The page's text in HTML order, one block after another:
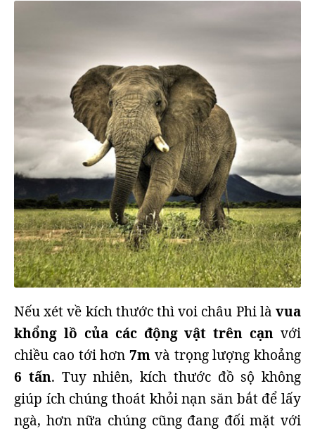
Nếu xét về kích thước thì voi châu Phi là vua
khổng lồ của các động vật trên cạn với
chiều cao tới hơn 7m và trọng lượng khoảng
6 tấn. Tuy nhiên, kích thước đồ sộ không
giúp ích chúng thoát khỏi nạn săn bắt để lấy
ngà, hơn nữa chúng cũng đang đối mặt với